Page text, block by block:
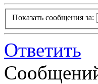
Показать сообщения за:
Ответить